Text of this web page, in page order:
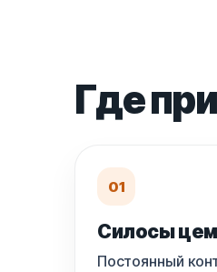
Где
01
Силосы
Постоянный